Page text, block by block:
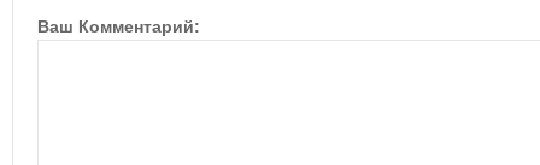
Ваш Комментарий: